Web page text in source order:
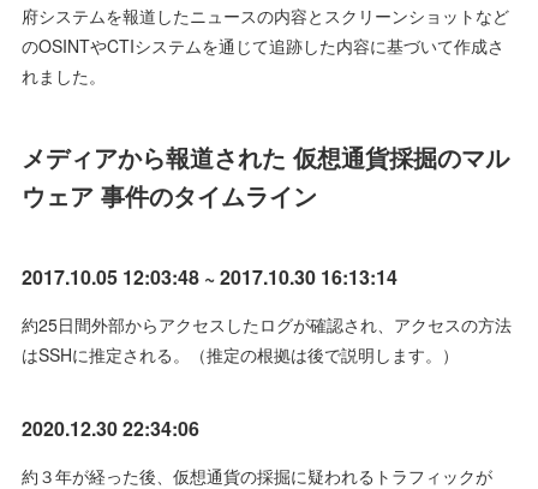
府システムを報道したニュースの内容とスクリーンショットなど
のOSINTやCTIシステムを通じて追跡した内容に基づいて作成さ
れました。
メディアから報道された 仮想通貨採掘のマル
ウェア 事件のタイムライン
2017.10.05 12:03:48 ~ 2017.10.30 16:13:14
約25日間外部からアクセスしたログが確認され、アクセスの方法
はSSHに推定される。（推定の根拠は後で説明します。）
2020.12.30 22:34:06
約３年が経った後、仮想通貨の採掘に疑われるトラフィックが